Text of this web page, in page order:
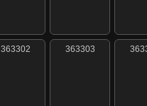
363302 363303